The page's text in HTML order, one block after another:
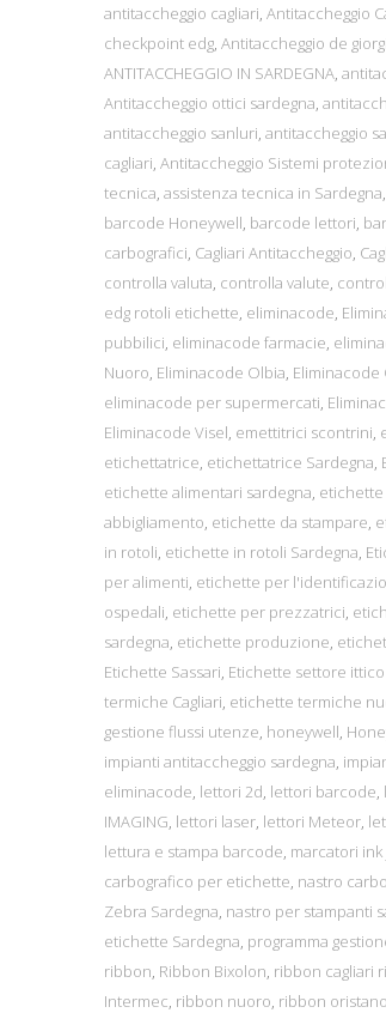
antitaccheggio cagliari, Antitaccheggio
checkpoint edg, Antitaccheggio de giorgi
ANTITACCHEGGIO IN SARDEGNA,
Antitaccheggio ottici sardegna,
antitaccheggio sanluri, antitaccheggio
cagliari, Antitaccheggio Sistemi
tecnica, assistenza tecnica in Sardegna,
barcode Honeywell, barcode lettori,
carbografici, Cagliari Antitaccheggio,
controlla valuta, controlla valute,
edg rotoli etichette, eliminacode,
pubbilici, eliminacode farmacie,
Nuoro, Eliminacode Olbia, Eliminacode
eliminacode per supermercati,
Eliminacode Visel, emettitrici scontrini,
etichettatrice, etichettatrice Sardegna,
etichette alimentari sardegna,
abbigliamento, etichette da stampare,
in rotoli, etichette in rotoli Sardegna,
per alimenti, etichette per
ospedali, etichette per prezzatrici,
sardegna, etichette produzione,
Etichette Sassari, Etichette settore
termiche Cagliari, etichette termiche
gestione flussi utenze, honeywell,
impianti antitaccheggio sardegna,
eliminacode, lettori 2d, lettori barcode,
IMAGING, lettori laser, lettori Meteor,
lettura e stampa barcode, marcatori
carbografico per etichette, nastro
Zebra Sardegna, nastro per stampanti
etichette Sardegna, programma
ribbon, Ribbon Bixolon, ribbon cagliari
Intermec, ribbon nuoro, ribbon oristano